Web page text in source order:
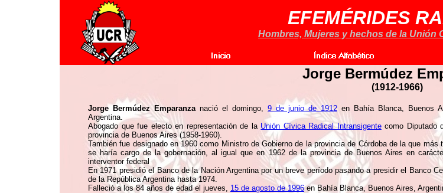
EFEMÉRIDES
Hombres, Mujeres y hechos de la Unión
Jorge Bermúdez
(1912-1966)
Jorge Bermúdez Emparanzanació el domingo, 9 de junio de 1912 en Bahía Blanca, Buenos
Argentina.
Abogado que fue electo en representación de la Unión Cívica Radical Intransigentecomo Diputado
provincia de Buenos Aires (1958-1960).
También fue designado en 1960 como Ministro de Gobierno de la provincia de Córdoba de la que más
se haría cargo de la gobernación, al igual que en 1962 de la provincia de Buenos Aires en
interventor federal
En 1971 presidió el Banco de la Nación Argentina por un breve período pasando a presidir el Banco
de la República Argentina hasta 1974.
Falleció a los 84 años de edad el jueves, 15 de agosto de 1996en Bahía Blanca, Buenos Aires,